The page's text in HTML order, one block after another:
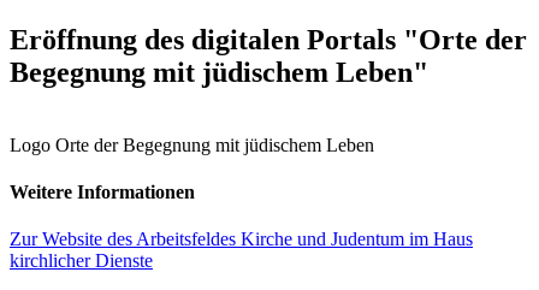
Eröffnung des digitalen Portals "Orte der
Begegnung mit jüdischem Leben"
Logo Orte der Begegnung mit jüdischem Leben
Weitere Informationen
Zur Website des Arbeitsfeldes Kirche und Judentum im Haus
kirchlicher Dienste